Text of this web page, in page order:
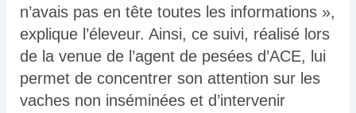
n’avais pas en tête toutes les informations »,
explique l’éleveur. Ainsi, ce suivi, réalisé lors
de la venue de l’agent de pesées d’ACE, lui
permet de concentrer son attention sur les
vaches non inséminées et d’intervenir